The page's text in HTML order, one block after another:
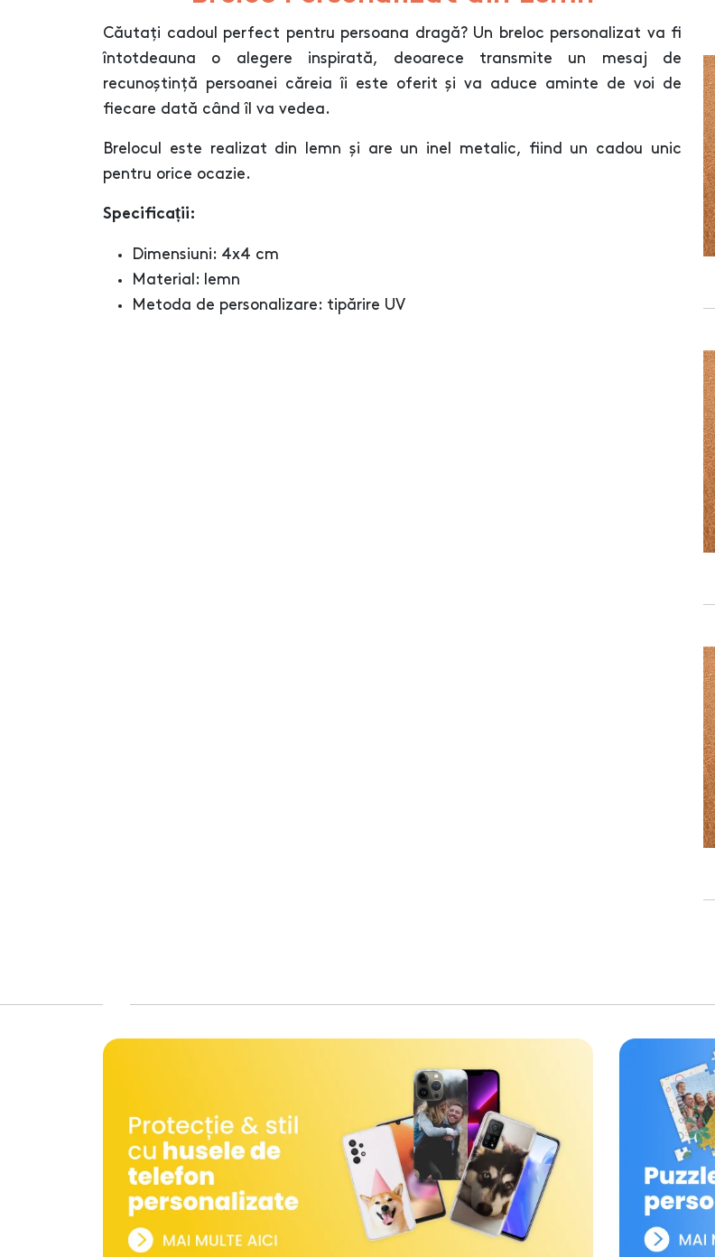
Căutați cadoul perfect pentru persoana dragă? Un breloc personalizat va fi
întotdeauna o alegere inspirată, deoarece transmite un mesaj de
recunoștință persoanei căreia îi este oferit și va aduce aminte de voi de
fiecare dată când îl va vedea.
Brelocul este realizat din lemn și are un inel metalic, fiind un cadou unic
pentru orice ocazie.
Specificații:
Dimensiuni: 4x4 cm
Material: lemn
Metoda de personalizare: tipărire UV